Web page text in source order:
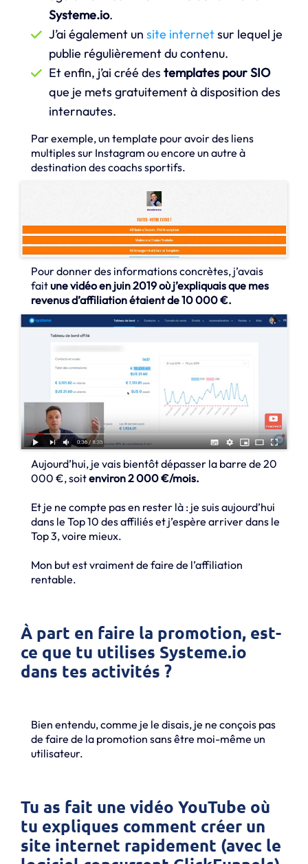
Systeme.io.
J’ai également un site internetsur lequel je
publie régulièrement du contenu.
Et enfin, j’ai créé des templates pour SIO
que je mets gratuitement à disposition des
internautes.
Par exemple, un template pour avoir des liens
multiples sur Instagram ou encore un autre à
destination des coachs sportifs.
Pour donner des informations concrètes, j’avais
faitune vidéo en juin 2019 où j’expliquais que mes
revenus d’affiliation étaient de 10 000 €.
Aujourd’hui, je vais bientôt dépasser la barre de 20
000 €, soitenviron 2 000 €/mois.
Et je ne compte pas en rester là : je suis aujourd’hui
dans le Top 10 des affiliés et j’espère arriver dans le
Top 3, voire mieux.
Mon but est vraiment de faire de l’affiliation
rentable.
À part en faire la promotion, est-
ce que tu utilises Systeme.io
dans tes activités ?
Bien entendu, comme je le disais, je ne conçois pas
de faire de la promotion sans être moi-même un
utilisateur.
Tu as fait une vidéo YouTube où
tu expliques comment créer un
site internet rapidement (avec le